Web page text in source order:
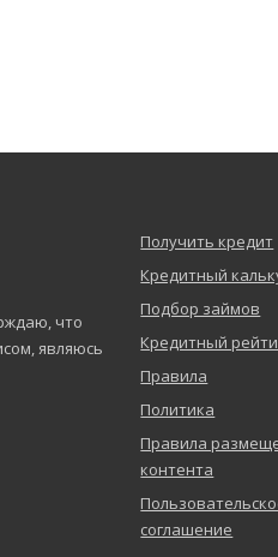
что
являюсь
Получить кредит
Кредитный
Подбор займов
Кредитный
Правила
Политика
Правила
контента
соглашение